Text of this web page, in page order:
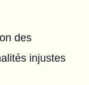
des
injustes